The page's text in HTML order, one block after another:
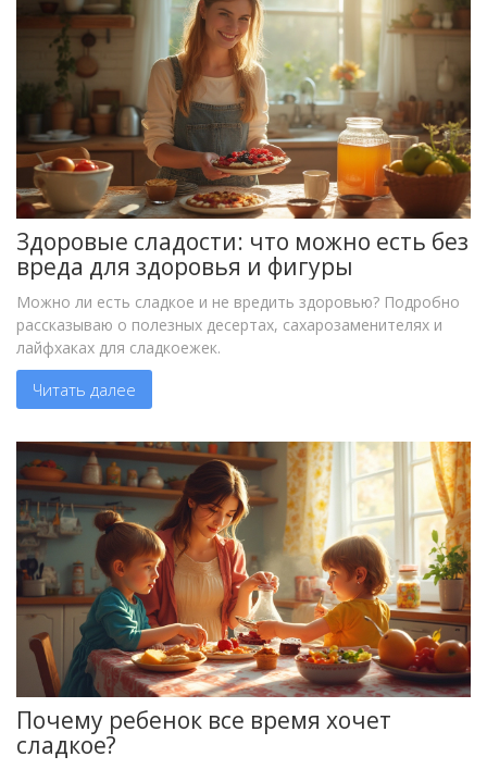
Здоровые сладости: что можно есть без
вреда для здоровья и фигуры
Можно ли есть сладкое и не вредить здоровью? Подробно
рассказываю о полезных десертах, сахарозаменителях и
лайфхаках для сладкоежек.
Читать далее
Почему ребенок все время хочет
сладкое?